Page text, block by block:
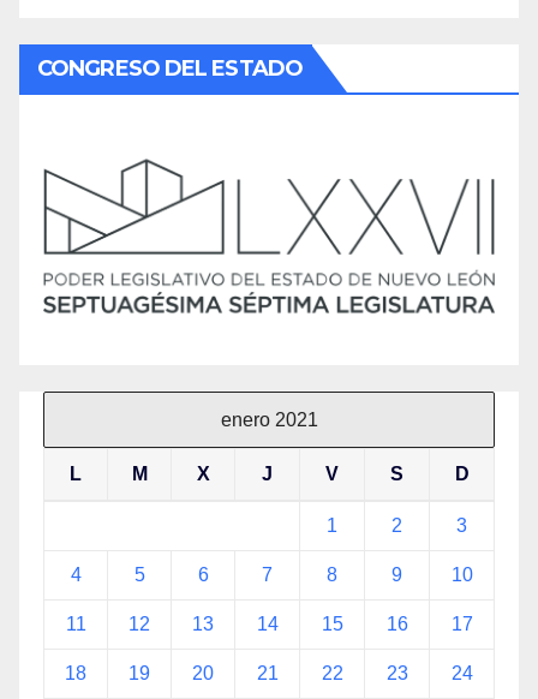
CONGRESO DEL ESTADO
enero 2021
L M X J V S D
1 2 3
4 5 6 7 8 9 10
11 12 13 14 15 16 17
18 19 20 21 22 23 24